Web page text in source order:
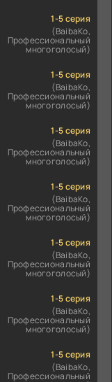
1-5 серия
(BaibaKo,
Профессиональный
многоголосый)
1-5 серия
(BaibaKo,
Профессиональный
многоголосый)
1-5 серия
(BaibaKo,
Профессиональный
многоголосый)
1-5 серия
(BaibaKo,
Профессиональный
многоголосый)
1-5 серия
(BaibaKo,
Профессиональный
многоголосый)
1-5 серия
(BaibaKo,
Профессиональный
многоголосый)
1-5 серия
(BaibaKo,
Профессиональный